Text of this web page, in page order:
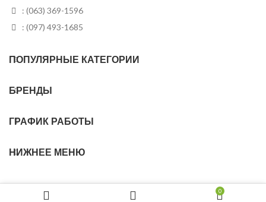
: (063) 369-1596
: (097) 493-1685
ПОПУЛЯРНЫЕ КАТЕГОРИИ
БРЕНДЫ
ГРАФИК РАБОТЫ
НИЖНЕЕ МЕНЮ
0